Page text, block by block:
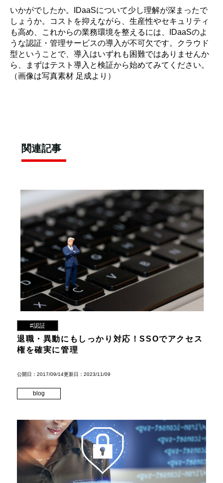
いかがでしたか。IDaaSについて少し理解が深まったで
しょうか。コストを抑えながら、生産性やセキュリティ
も高め、これからの業務環境を整えるには、IDaaSのよ
うな認証・管理サービスの導入が不可欠です。クラウド
型ということで、導入はいずれも困難ではありませんか
ら、まずはテスト導入と検証から始めてみてください。
（画像は写真素材 足成より）
関連記事
#認証
退職・異動にもしっかり対応！SSOでアクセス
権を確実に管理
公開日：2017/09/14更新日：2023/11/09
blog